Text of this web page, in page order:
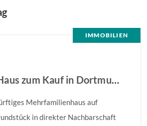
IMMOBILIEN
Jetzt neu: Haus zum Kauf in Dortmund
Mehrfamilienhaus auf
in direkter Nachbarschaft